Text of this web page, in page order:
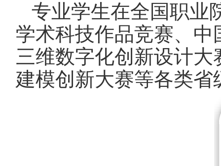
专业学生在全国职业
学术科技作品竞赛、中
三维数字化创新设计大
建模创新大赛等各类省